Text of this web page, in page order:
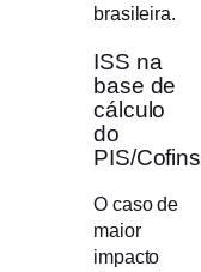
brasileira.
ISS na
base de
cálculo
do
PIS/Cofins
O caso de
maior
impacto